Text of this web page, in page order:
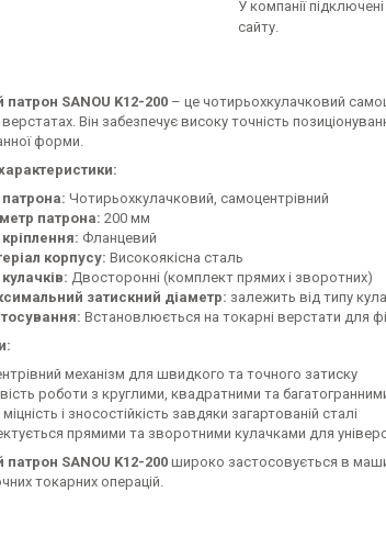
У компанії
сайту.
патрон SANOU K12-200 – це чотирьохкулачковий
Він забезпечує високу точність
форми.
Чотирьохкулачковий, самоцентрівний
патрона: 200 мм
Фланцевий
корпусу: Високоякісна сталь
Двосторонні (комплект прямих і зворотних)
затискний діаметр: залежить від типу
Встановлюється на токарні верстати для
механізм для швидкого та точного затиску
роботи з круглими, квадратними та
і зносостійкість завдяки загартованій сталі
прямими та зворотними кулачками для
патрон SANOU K12-200широко застосовується в
токарних операцій.